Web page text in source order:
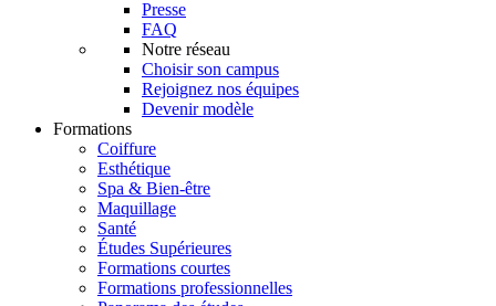
Presse
FAQ
Notre réseau
Choisir son campus
Rejoignez nos équipes
Devenir modèle
Formations
Coiffure
Esthétique
Spa & Bien-être
Maquillage
Santé
Études Supérieures
Formations courtes
Formations professionnelles